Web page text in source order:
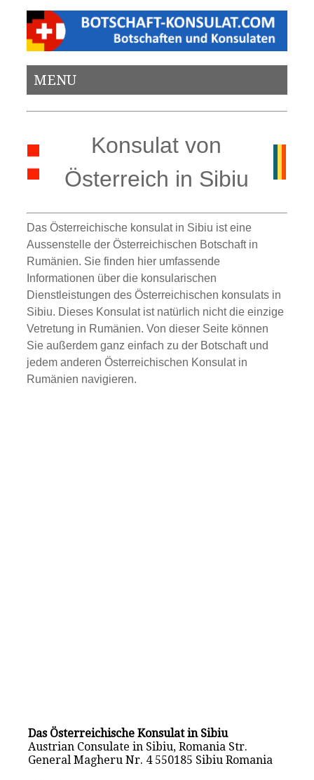
MENU
Konsulat von
Österreich in Sibiu
Das Österreichische konsulat in Sibiu ist eine
Aussenstelle der Österreichischen Botschaft in
Rumänien. Sie finden hier umfassende
Informationen über die konsularischen
Dienstleistungen des Österreichischen konsulats in
Sibiu. Dieses Konsulat ist natürlich nicht die einzige
Vetretung in Rumänien. Von dieser Seite können
Sie außerdem ganz einfach zu der Botschaft und
jedem anderen Österreichischen Konsulat in
Rumänien navigieren.
Das Österreichische Konsulat in Sibiu
Austrian Consulate in Sibiu, Romania Str.
General Magheru Nr. 4 550185 Sibiu Romania